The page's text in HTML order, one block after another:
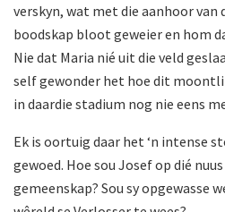
verskyn, wat met die aanhoor van
boodskap bloot geweier en hom
Nie dat Maria nié uit die veld
self gewonder het hoe dit
in daardie stadium nog nie eens
Ek is oortuig daar het ‘n intense
gewoed. Hoe sou Josef op dié
gemeenskap? Sou sy opgewasse